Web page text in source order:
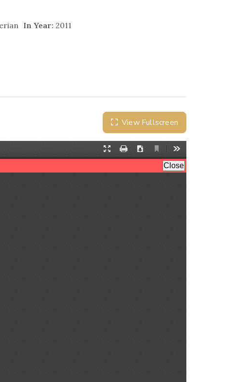
In Year: 2011
View Fullscreen